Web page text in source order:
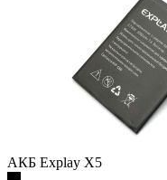
АКБ Explay X5